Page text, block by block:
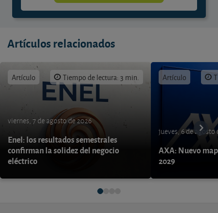
Artículos relacionados
Artículo Tiempo de lectura: 3 min.
viernes, 7 de agosto de 2026
Enel: los resultados semestrales
confirman la solidez del negocio
eléctrico
Artículo
jueves, 6 de agosto
AXA: Nuevo
2029